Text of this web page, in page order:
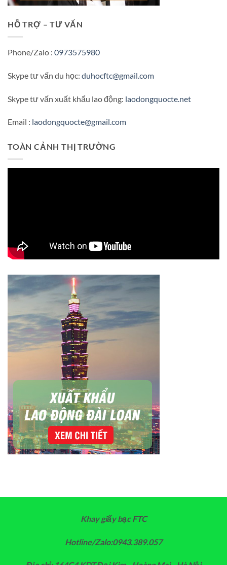
HỖ TRỢ – TƯ VẤN
Phone/Zalo : 0973575980
Skype tư vấn du học: duhocftc@gmail.com
Skype tư vấn xuất khẩu lao động: laodongquocte.net
Email : laodongquocte@gmail.com
TOÀN CẢNH THỊ TRƯỜNG
Khay giấy bạc FTC
Hotline/Zalo:0943.389.057